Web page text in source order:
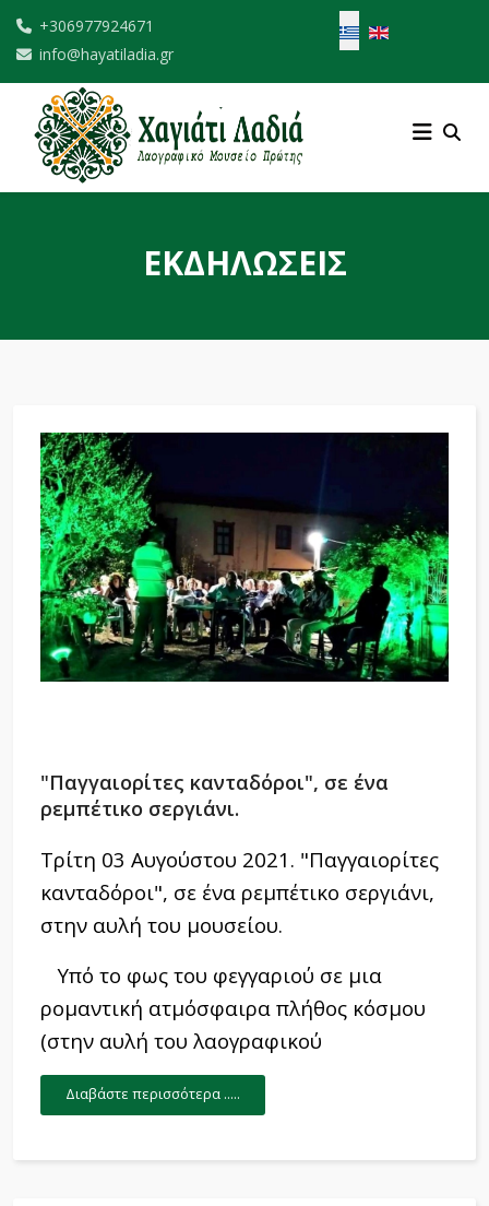
+306977924671
info@hayatiladia.gr
ΕΚΔΗΛΩΣΕΙΣ
"Παγγαιορίτες κανταδόροι", σε ένα
ρεμπέτικο σεργιάνι.
Τρίτη 03 Αυγούστου 2021. "Παγγαιορίτες
κανταδόροι", σε ένα ρεμπέτικο σεργιάνι,
στην αυλή του μουσείου.
Υπό το φως του φεγγαριού σε μια
ρομαντική ατμόσφαιρα πλήθος κόσμου
(στην αυλή του λαογραφικού
Διαβάστε περισσότερα .....